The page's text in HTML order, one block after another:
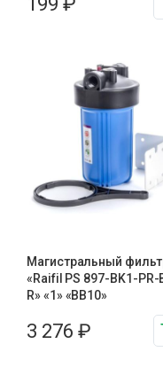
Магистральный
«Raifil PS 897-BK1-PR-
R» «1» «BB10»
3 276 ₽